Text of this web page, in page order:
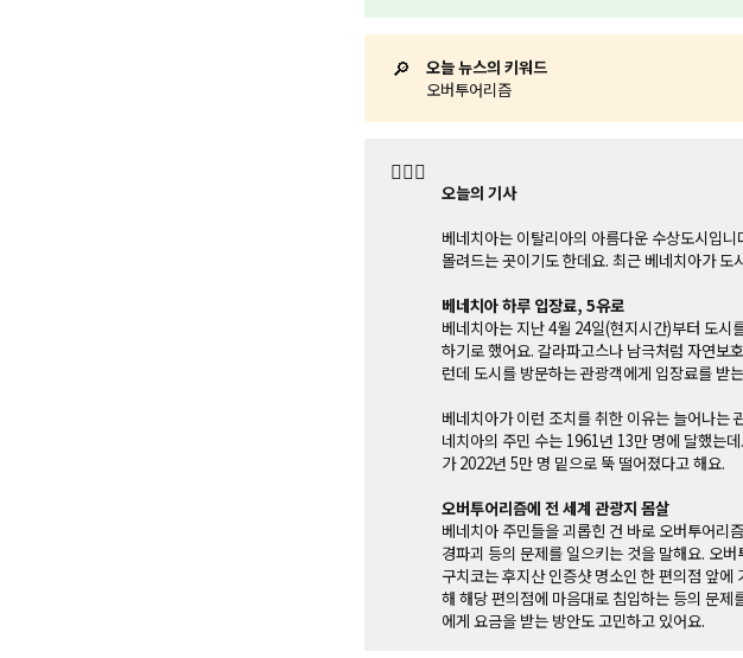
🔎
오늘 뉴스의 키워드
오버투어리즘
🤷🏼‍♂️
오늘의 기사
베네치아는 이탈리아의 아름다운 수상도시입
몰려드는 곳이기도 한데요. 최근 베네치아가
베네치아 하루 입장료, 5유로
베네치아는 지난 4월 24일(현지시간)부터 도
하기로 했어요. 갈라파고스나 남극처럼 자연보
런데 도시를 방문하는 관광객에게 입장료를 받
베네치아가 이런 조치를 취한 이유는 늘어나는
네치아의 주민 수는 1961년 13만 명에 달했는
가 2022년 5만 명 밑으로 뚝 떨어졌다고 해요.
오버투어리즘에 전 세계 관광지 몸살
베네치아 주민들을 괴롭힌 건 바로 오버투어리
경파괴 등의 문제를 일으키는 것을 말해요. 오
구치코는 후지산 인증샷 명소인 한 편의점 앞
해 해당 편의점에 마음대로 침입하는 등의 문
에게 요금을 받는 방안도 고민하고 있어요.